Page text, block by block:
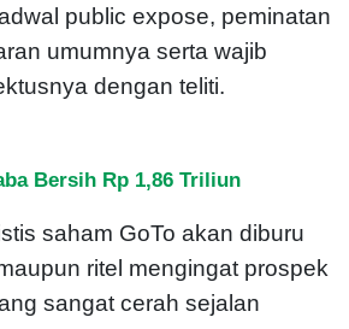
public expose, peminatan
umumnya serta wajib
dengan teliti.
Bersih Rp 1,86 Triliun
saham GoTo akan diburu
ritel mengingat prospek
sangat cerah sejalan